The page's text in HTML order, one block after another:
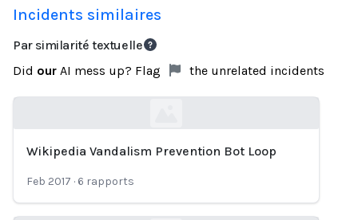
Incidents similaires
Par similarité textuelle
Did our AI mess up? Flag the unrelated incidents
Loading...
Wikipedia Vandalism Prevention Bot Loop
Feb 2017 · 6 rapports